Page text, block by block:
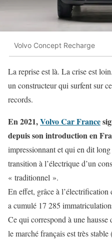
Volvo Concept Recharge
La reprise est là. La crise est
un constructeur qui surfent sur
records.
En 2021,Volvo Car France
depuis son introduction en
impressionnant et qui en dit
transition à l’électrique d’un
« traditionnel ».
En effet, grâce à l’électrification
a cumulé 17 285
Ce qui correspond à une
le marché français est très stable